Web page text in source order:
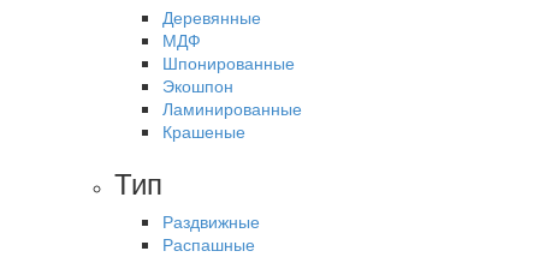
Деревянные
МДФ
Шпонированные
Экошпон
Ламинированные
Крашеные
Тип
Раздвижные
Распашные